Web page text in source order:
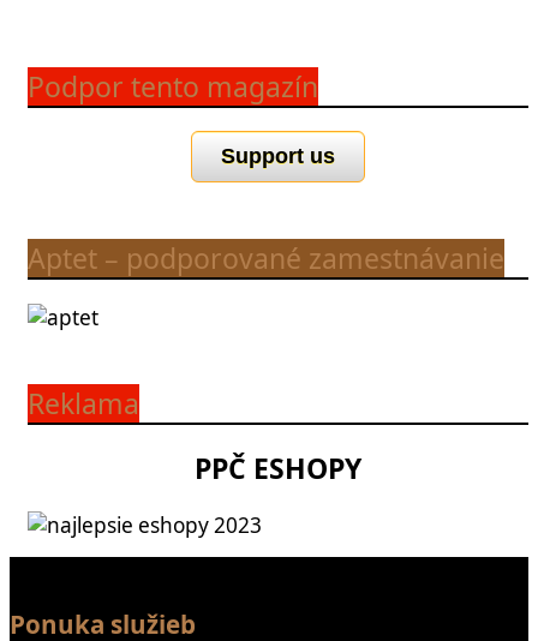
Podpor tento magazín
Support us
Aptet – podporované zamestnávanie
Reklama
PPČ ESHOPY
Ponuka služieb